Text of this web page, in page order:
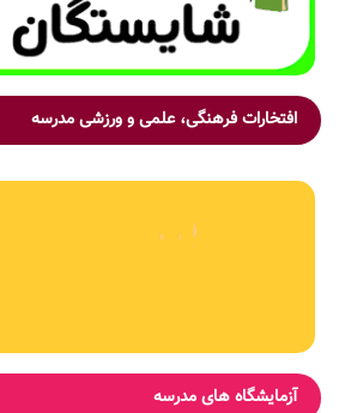
افتخارات فرهنگی، علمی و ورزشی مدرسه
آزمایشگاه های مدرسه